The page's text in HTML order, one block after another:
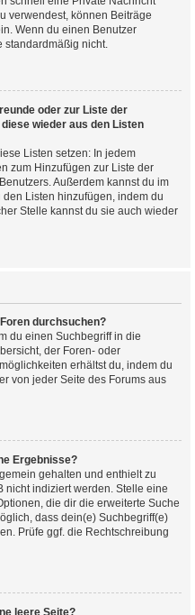
verwendest, können Beiträge
Wenn du einen Benutzer
standardmäßig nicht.
oder zur Liste der
wieder aus den Listen
Listen setzen: In jedem
zum Hinzufügen zur Liste der
Außerdem kannst du im
Listen hinzufügen, indem du
Stelle kannst du sie auch wieder
durchsuchen?
du einen Suchbegriff in die
der Foren- oder
erhältst du, indem du
von jeder Seite des Forums aus
Ergebnisse?
gehalten und enthielt zu
nicht indiziert werden. Stelle eine
die dir die erweiterte Suche
dass dein(e) Suchbegriff(e)
Prüfe ggf. die Rechtschreibung
leere Seite?